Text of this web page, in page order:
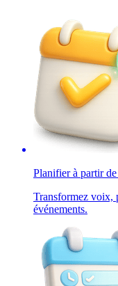
Planifier à partir
Transformez voix,
événements.